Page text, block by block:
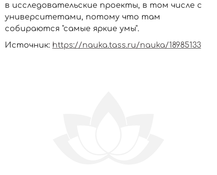
в исследовательские проекты, в том числе с
университетами, потому что там
собираются "самые яркие умы".
Источник: https://nauka.tass.ru/nauka/18985133